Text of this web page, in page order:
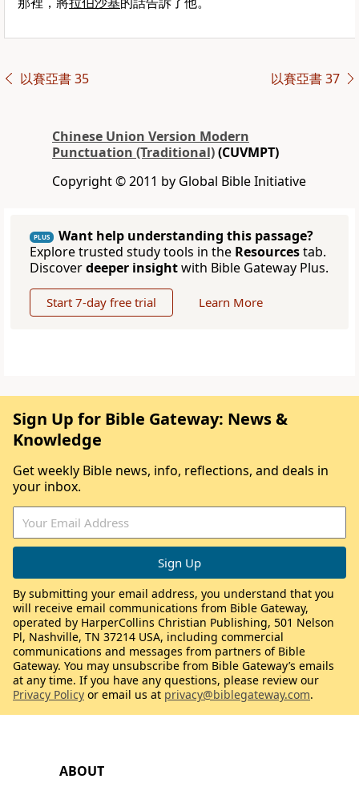
以賽亞書 35 以賽亞書 37
Chinese Union Version Modern
Punctuation (Traditional)(CUVMPT)
Copyright © 2011 by Global Bible Initiative
PLUS
Want help understanding this passage?
Explore trusted study tools in the Resourcestab.
Discoverdeeper insightwith Bible Gateway Plus.
Start 7-day free trial Learn More
ABOUT
Sign Up for Bible Gateway: News &
Knowledge
Get weekly Bible news, info, reflections, and deals in
your inbox.
By submitting your email address, you understand that you
will receive email communications from Bible Gateway,
operated by HarperCollins Christian Publishing, 501 Nelson
Pl, Nashville, TN 37214 USA, including commercial
communications and messages from partners of Bible
Gateway. You may unsubscribe from Bible Gateway’s emails
at any time. If you have any questions, please review our
Privacy Policy or email us at privacy@biblegateway.com.